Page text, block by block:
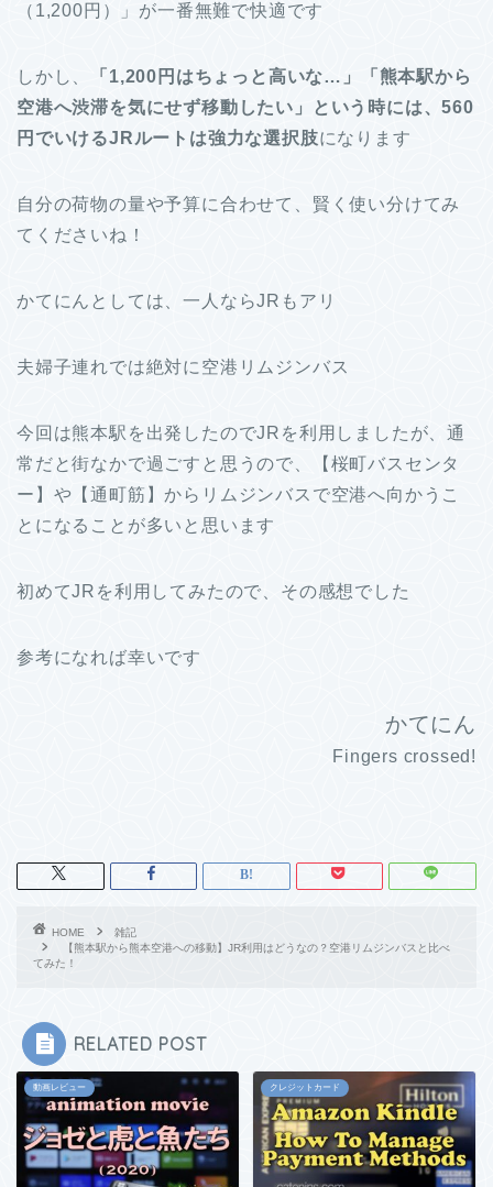
（1,200円）」が一番無難で快適です
しかし、
「1,200円はちょっと高いな…」「熊本駅から
空港へ渋滞を気にせず移動したい」という時には、560
円でいけるJRルートは強力な選択肢になります
自分の荷物の量や予算に合わせて、賢く使い分けてみ
てくださいね！
かてにんとしては、一人ならJRもアリ
夫婦子連れでは絶対に空港リムジンバス
今回は熊本駅を出発したのでJRを利用しましたが、通
常だと街なかで過ごすと思うので、【桜町バスセンタ
ー】や【通町筋】からリムジンバスで空港へ向かうこ
とになることが多いと思います
初めてJRを利用してみたので、その感想でした
参考になれば幸いです
かてにん
Fingers crossed!
HOME
雑記
【熊本駅から熊本空港への移動】JR利用はどうなの？空港リムジンバスと比べ
てみた！
RELATED POST
動画レビュー クレジットカード